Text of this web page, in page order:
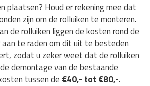
plaatsen? Houd er rekening mee dat
zijn om de rolluiken te monteren.
de rolluiken liggen de kosten rond de
aan te raden om dit uit te besteden
zodat u zeker weet dat de rolluiken
demontage van de bestaande
tussen de €40,- tot €80,-.